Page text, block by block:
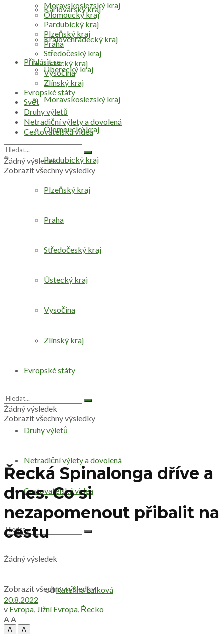
Přihlásit se
Karlovarský kraj
Královéhradecký kraj
Liberecký kraj
Moravskoslezský kraj
Olomoucký kraj
Pardubický kraj
Plzeňský kraj
Praha
Středočeský kraj
Ústecký kraj
Vysočina
Zlínský kraj
Evropské státy
Svět
Druhy výletů
Netradiční výlety a dovolená
Cestovatelská videa
Žádný výsledek
Zobrazit všechny výsledky
Moravskoslezský kraj
Olomoucký kraj
Pardubický kraj
Plzeňský kraj
Praha
Středočeský kraj
Ústecký kraj
Vysočina
Zlínský kraj
Evropské státy
Svět
Druhy výletů
Netradiční výlety a dovolená
Cestovatelská videa
Žádný výsledek
Zobrazit všechny výsledky
Žádný výsledek
Zobrazit všechny výsledky
Řecká Spinalonga dříve a
dnes. Co si
nezapomenout přibalit na
cestu
odKateřina Lulková
20.8.2022
v Evropa, Jižní Evropa, Řecko
AA
A
A